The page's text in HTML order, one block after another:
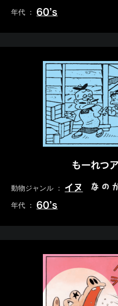
年代 ： 60’s
もーれつ
動物ジャンル ： イヌ なの
年代 ： 60’s